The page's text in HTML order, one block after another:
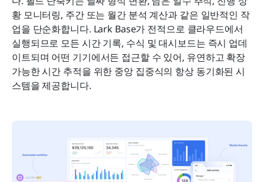
황 모니터링, 주간 또는 월간 분석 계산과 같은 일반적인 작
업을 단순화합니다. Lark Base가 전적으로 클라우드에서
실행되므로 모든 시간 기록, 수식 및 대시보드는 즉시 업데
이트되며 어떤 기기에서든 접근할 수 있어, 유연하고 확장
가능한 시간 추적을 위한 중앙 집중식의 항상 동기화된 시
스템을 제공합니다.